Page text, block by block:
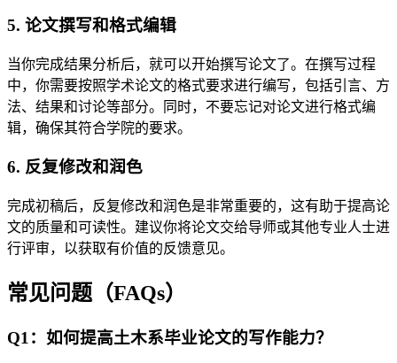
5. 论文撰写和格式编辑
当你完成结果分析后，就可以开始撰写论文了。在撰写过程
中，你需要按照学术论文的格式要求进行编写，包括引言、方
法、结果和讨论等部分。同时，不要忘记对论文进行格式编
辑，确保其符合学院的要求。
6. 反复修改和润色
完成初稿后，反复修改和润色是非常重要的，这有助于提高论
文的质量和可读性。建议你将论文交给导师或其他专业人士进
行评审，以获取有价值的反馈意见。
常见问题（FAQs）
Q1：如何提高土木系毕业论文的写作能力？